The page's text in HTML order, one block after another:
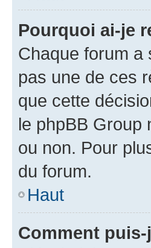
Pourquoi ai-je
Chaque forum a
pas une de ces
que cette
le phpBB Group
ou non. Pour
du forum.
Haut
Comment